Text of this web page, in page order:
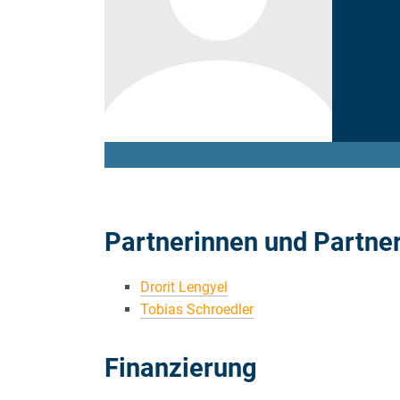
Partnerinnen und
Drorit Lengyel
Tobias Schroedler
Finanzierung